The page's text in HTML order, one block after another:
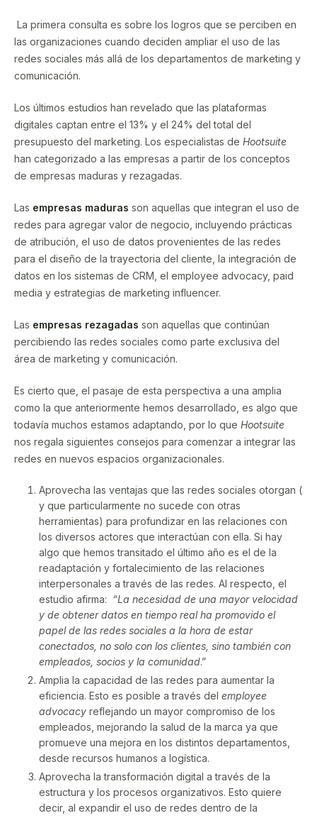
La primera consulta es sobre los logros que se perciben en
las organizaciones cuando deciden ampliar el uso de las
redes sociales más allá de los departamentos de marketing y
comunicación.
Los últimos estudios han revelado que las plataformas
digitales captan entre el 13% y el 24% del total del
presupuesto del marketing. Los especialistas de Hootsuite
han categorizado a las empresas a partir de los conceptos
de empresas maduras y rezagadas.
Las empresas maduras son aquellas que integran el uso de
redes para agregar valor de negocio, incluyendo prácticas
de atribución, el uso de datos provenientes de las redes
para el diseño de la trayectoria del cliente, la integración de
datos en los sistemas de CRM, el employee advocacy, paid
media y estrategias de marketing influencer.
Las empresas rezagadas son aquellas que continúan
percibiendo las redes sociales como parte exclusiva del
área de marketing y comunicación.
Es cierto que, el pasaje de esta perspectiva a una amplia
como la que anteriormente hemos desarrollado, es algo que
todavía muchos estamos adaptando, por lo que Hootsuite
nos regala siguientes consejos para comenzar a integrar las
redes en nuevos espacios organizacionales.
Aprovecha las ventajas que las redes sociales otorgan (
y que particularmente no sucede con otras
herramientas) para profundizar en las relaciones con
los diversos actores que interactúan con ella. Si hay
algo que hemos transitado el último año es el de la
readaptación y fortalecimiento de las relaciones
interpersonales a través de las redes. Al respecto, el
estudio afirma: “La necesidad de una mayor velocidad
y de obtener datos en tiempo real ha promovido el
papel de las redes sociales a la hora de estar
conectados, no solo con los clientes, sino también con
empleados, socios y la comunidad.”
Amplia la capacidad de las redes para aumentar la
eficiencia. Esto es posible a través del employee
advocacy reflejando un mayor compromiso de los
empleados, mejorando la salud de la marca ya que
promueve una mejora en los distintos departamentos,
desde recursos humanos a logística.
Aprovecha la transformación digital a través de la
estructura y los procesos organizativos. Esto quiere
decir, al expandir el uso de redes dentro de la